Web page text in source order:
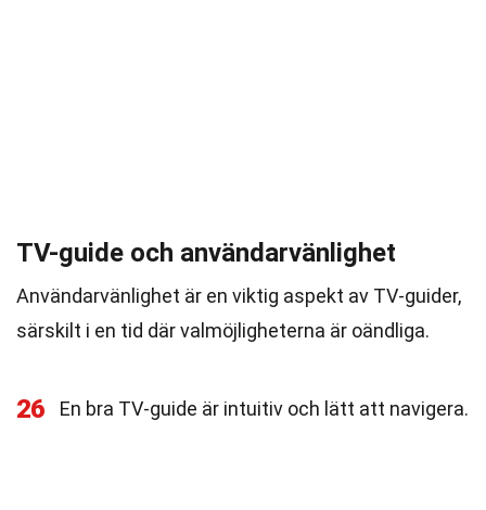
TV-guide och användarvänlighet
Användarvänlighet är en viktig aspekt av TV-guider,
särskilt i en tid där valmöjligheterna är oändliga.
26 En bra TV-guide är intuitiv och lätt att navigera.